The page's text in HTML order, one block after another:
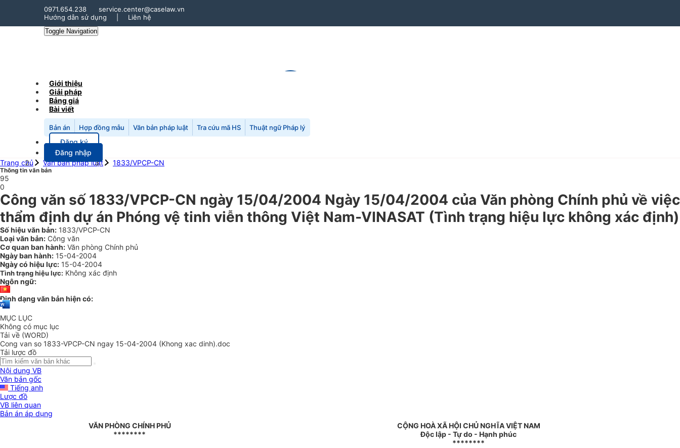
0971.654.238
service.center@caselaw.vn
Hướng dẫn sử dụng
Liên hệ
Toggle Navigation
Giới thiệu
Giải pháp
Bảng giá
Bài viết
Bản án Hợp đồng mẫu Văn bản pháp luật Tra cứu mã HS Thuật ngữ Pháp lý
Đăng ký
Đăng nhập
Trang chủ
Văn bản pháp luật 1833/VPCP-CN
Thông tin văn bản
95
0
Công văn số 1833/VPCP-CN ngày 15/04/2004 Ngày 15/04/2004 của Văn phòng Chính phủ về việc
thẩm định dự án Phóng vệ tinh viễn thông Việt Nam-VINASAT (Tình trạng hiệu lực không xác định)
Số hiệu văn bản: 1833/VPCP-CN
Loại văn bản: Công văn
Cơ quan ban hành: Văn phòng Chính phủ
Ngày ban hành: 15-04-2004
Ngày có hiệu lực: 15-04-2004
Tình trạng hiệu lực: Không xác định
Ngôn ngữ:
Định dạng văn bản hiện có:
MỤC LỤC
Không có mục lục
Tải về (WORD)
Cong van so 1833-VPCP-CN ngay 15-04-2004 (Khong xac dinh).doc
Tải lược đồ
Nội dung VB
Văn bản gốc
Tiếng anh
Lược đồ
VB liên quan
Bản án áp dụng
VĂN PHÒNG CHÍNH PHỦ
********
CỘNG HOÀ XÃ HỘI CHỦ NGHĨA VIỆT NAM
Độc lập - Tự do - Hạnh phúc
********